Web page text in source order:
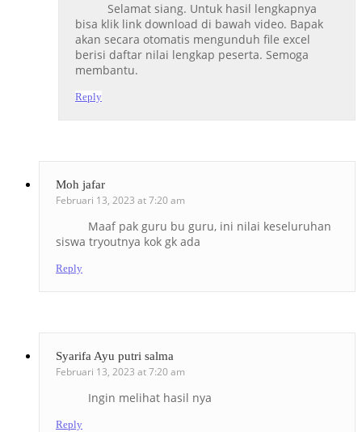
Selamat siang. Untuk hasil lengkapnya
bisa klik link download di bawah video. Bapak
akan secara otomatis mengunduh file excel
berisi daftar nilai lengkap peserta. Semoga
membantu.
Reply
Moh jafar
Februari 13, 2023 at 7:20 am
Maaf pak guru bu guru, ini nilai keseluruhan
siswa tryoutnya kok gk ada
Reply
Syarifa Ayu putri salma
Februari 13, 2023 at 7:20 am
Ingin melihat hasil nya
Reply